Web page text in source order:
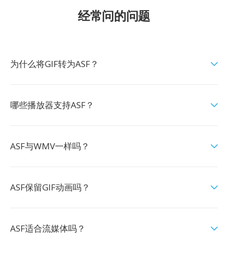
经常问的问题
为什么将GIF转为ASF？
哪些播放器支持ASF？
ASF与WMV一样吗？
ASF保留GIF动画吗？
ASF适合流媒体吗？